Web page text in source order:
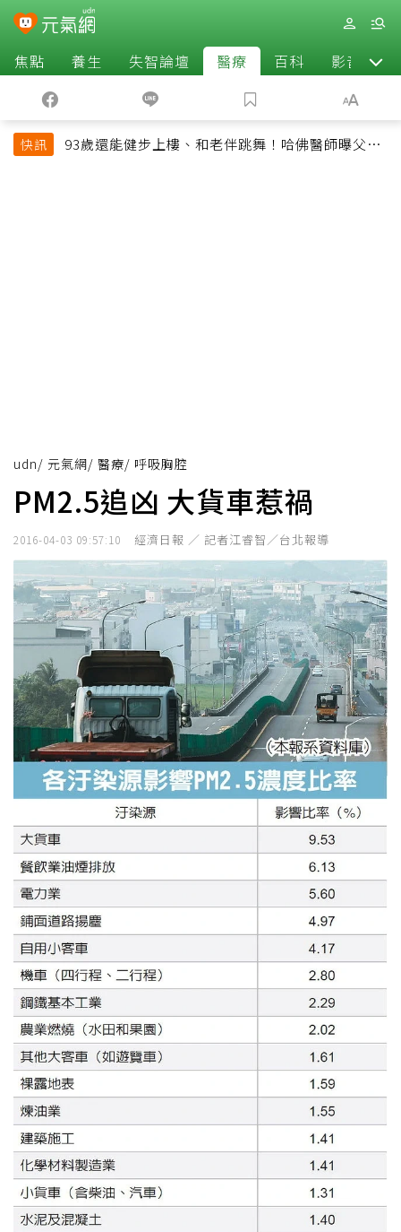
焦點 養生 失智論壇 醫療 百科 影音
快訊
93歲還能健步上樓、和老伴跳舞！哈佛醫師曝父親
udn/ 元氣網/ 醫療/ 呼吸胸腔
PM2.5追凶 大貨車惹禍
2016-04-03 09:57:10 經濟日報 ／ 記者江睿智／台北報導